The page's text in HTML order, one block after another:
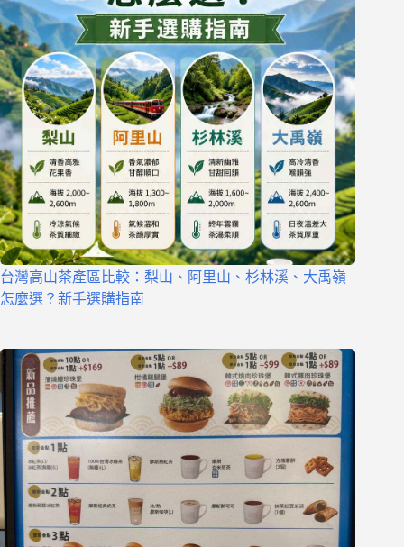
台灣高山茶產區比較：梨山、阿里山、杉林溪、大禹嶺
怎麼選？新手選購指南